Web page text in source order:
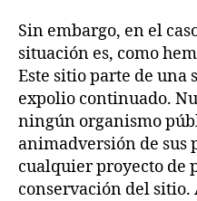
Sin embargo, en el
situación es, como
Este sitio parte de una
expolio continuado.
ningún organismo
animadversión de sus
cualquier proyecto de
conservación del sitio.